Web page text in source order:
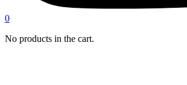
0
No products in the cart.